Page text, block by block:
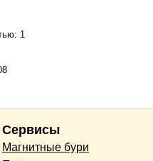
1
Сервисы
Магнитные бури